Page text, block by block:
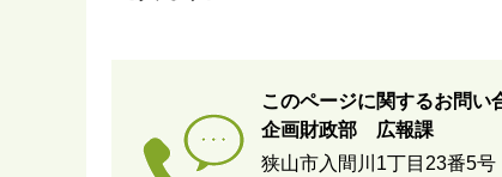
このページに関するお問い
企画財政部 広報課
狭山市入間川1丁目23番5号